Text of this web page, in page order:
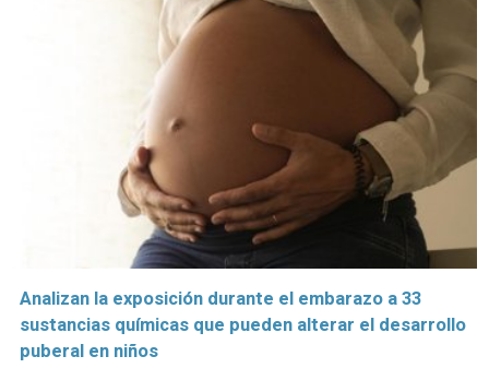
Analizan la exposición durante el embarazo a 33
sustancias químicas que pueden alterar el desarrollo
puberal en niños